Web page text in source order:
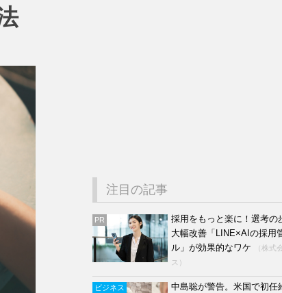
注目の記事
PR
採用をもっと楽に！選考の
大幅改善「LINE×AIの採用
ル」が効果的なワケ
（株式
ス）
ビジネス
中島聡が警告。米国で初任